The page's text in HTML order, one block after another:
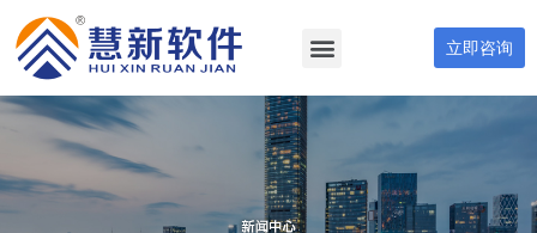
立即咨询